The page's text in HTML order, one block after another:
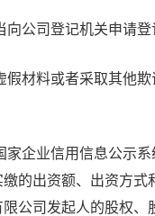
向公司登记机关申请
假材料或者采取其他
家企业信用信息公示
缴的出资额、出资方
限公司发起人的股权、